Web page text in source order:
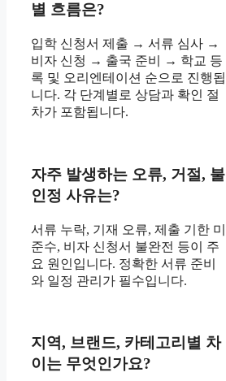
별 흐름은?
입학 신청서 제출 → 서류 심사 →
비자 신청 → 출국 준비 → 학교 등
록 및 오리엔테이션 순으로 진행됩
니다. 각 단계별로 상담과 확인 절
차가 포함됩니다.
자주 발생하는 오류, 거절, 불
인정 사유는?
서류 누락, 기재 오류, 제출 기한 미
준수, 비자 신청서 불완전 등이 주
요 원인입니다. 정확한 서류 준비
와 일정 관리가 필수입니다.
지역, 브랜드, 카테고리별 차
이는 무엇인가요?